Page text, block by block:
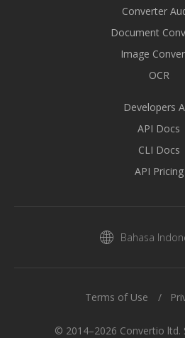
Converter
Document
Image
OCR
Developers
API Docs
CLI Docs
API Pricing
Bahasa
© 2014–2026 Convertio ltd.
Terms of Use